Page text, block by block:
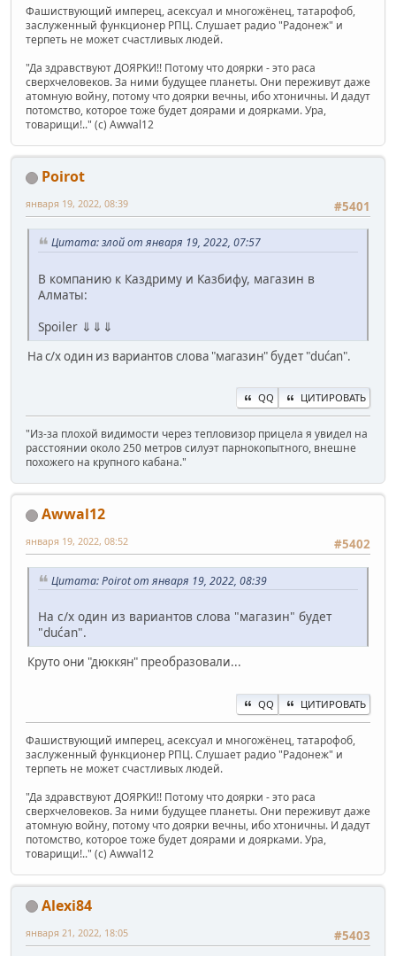
Фашиствующий имперец, асексуал и многожёнец, татарофоб,
заслуженный функционер РПЦ. Слушает радио "Радонеж" и
терпеть не может счастливых людей.
"Да здравствуют ДОЯРКИ!! Потому что доярки - это раса
сверхчеловеков. За ними будущее планеты. Они переживут даже
атомную войну, потому что доярки вечны, ибо хтоничны. И дадут
потомство, которое тоже будет доярами и доярками. Ура,
товарищи!.." (c) Awwal12
Poirot
#5401
января 19, 2022, 08:39
Цитата: злой от января 19, 2022, 07:57
В компанию к Каздриму и Казбифу, магазин в
Алматы:
Spoiler ⇓⇓⇓
На с/х один из вариантов слова "магазин" будет "dućan".
QQ ЦИТИРОВАТЬ
"Из-за плохой видимости через тепловизор прицела я увидел на
расстоянии около 250 метров силуэт парнокопытного, внешне
похожего на крупного кабана."
Awwal12
#5402
января 19, 2022, 08:52
Цитата: Poirot от января 19, 2022, 08:39
На с/х один из вариантов слова "магазин" будет
"dućan".
Круто они "дюккян" преобразовали...
QQ ЦИТИРОВАТЬ
Фашиствующий имперец, асексуал и многожёнец, татарофоб,
заслуженный функционер РПЦ. Слушает радио "Радонеж" и
терпеть не может счастливых людей.
"Да здравствуют ДОЯРКИ!! Потому что доярки - это раса
сверхчеловеков. За ними будущее планеты. Они переживут даже
атомную войну, потому что доярки вечны, ибо хтоничны. И дадут
потомство, которое тоже будет доярами и доярками. Ура,
товарищи!.." (c) Awwal12
Alexi84
#5403
января 21, 2022, 18:05